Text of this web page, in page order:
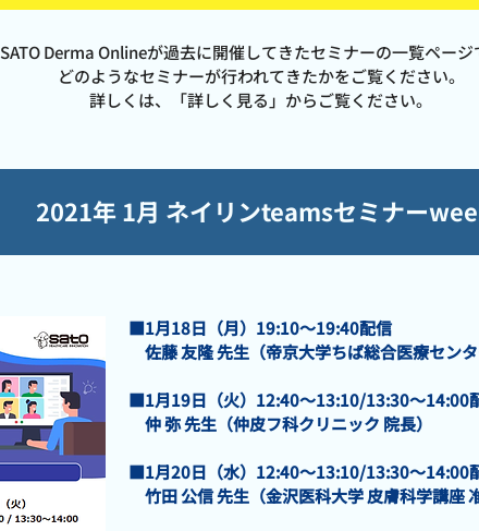
SATO Derma Onlineが過去に開催してきたセミナーの一覧ページ
どのようなセミナーが行われてきたかをご覧ください。
​詳しくは、「詳しく見る」からご覧ください。
2021年 1月 ネイリンteamsセミナー
■1月18日（月）19:10～19:40配信
佐藤 友隆 先生（帝京大学ちば総合医療センタ
■1月19日（火）12:40～13:10/13:30～14:00
仲 弥 先生（仲皮フ科クリニック 院長）
■1月20日（水）12:40～13:10/13:30～14:00
竹田 公信 先生（金沢医科大学 皮膚科学講座